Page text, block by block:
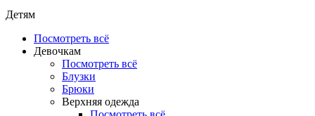
Детям
Посмотреть всё
Девочкам
Посмотреть всё
Блузки
Брюки
Верхняя одежда